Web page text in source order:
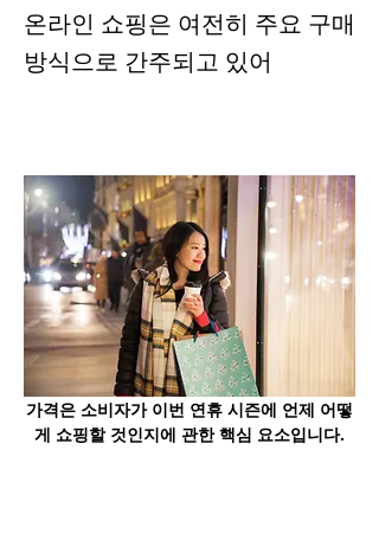
온라인 쇼핑은 여전히 주요 구매
방식으로 간주되고 있어
가격은 소비자가 이번 연휴 시즌에 언제 어떻
게 쇼핑할 것인지에 관한 핵심 요소입니다.